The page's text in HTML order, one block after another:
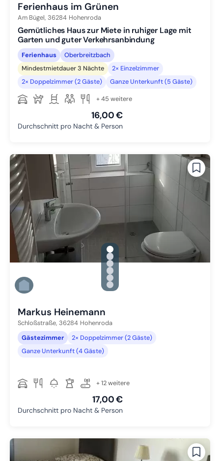
Ferienhaus im Grünen
Am Bügel, 36284 Hohenroda
Gemütliches Haus zur Miete in ruhiger Lage mit
Garten und guter Verkehrsanbindung
Ferienhaus
Oberbreitzbach
Mindestmietdauer 3 Nächte
2× Einzelzimmer
2× Doppelzimmer (2 Gäste)
Ganze Unterkunft (5 Gäste)
+ 45 weitere
16,00 €
Durchschnitt pro Nacht & Person
gallery.slide_selector
Zu Slide 1 wechseln
Zu Slide 2 wechseln
Zu Slide 3 wechseln
Zu Slide 4 wechseln
Zu Slide 5 wechseln
Zu Slide 6 wechseln
Markus Heinemann
Schloßstraße, 36284 Hohenroda
Gästezimmer
2× Doppelzimmer (2 Gäste)
Ganze Unterkunft (4 Gäste)
+ 12 weitere
17,00 €
Durchschnitt pro Nacht & Person